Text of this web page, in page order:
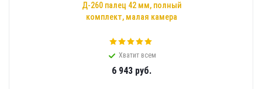
Д-260 палец 42 мм, полный
комплект, малая камера
Хватит всем
6 943руб.